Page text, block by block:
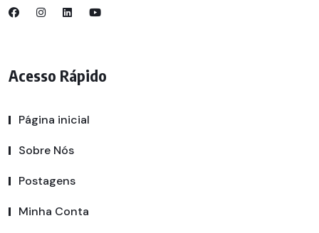
Acesso Rápido
Página inicial
Sobre Nós
Postagens
Minha Conta